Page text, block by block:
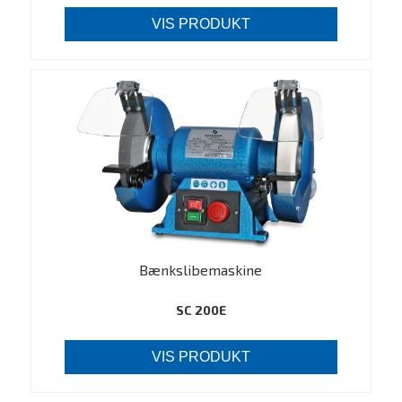
VIS PRODUKT
Bænkslibemaskine
SC 200E
VIS PRODUKT